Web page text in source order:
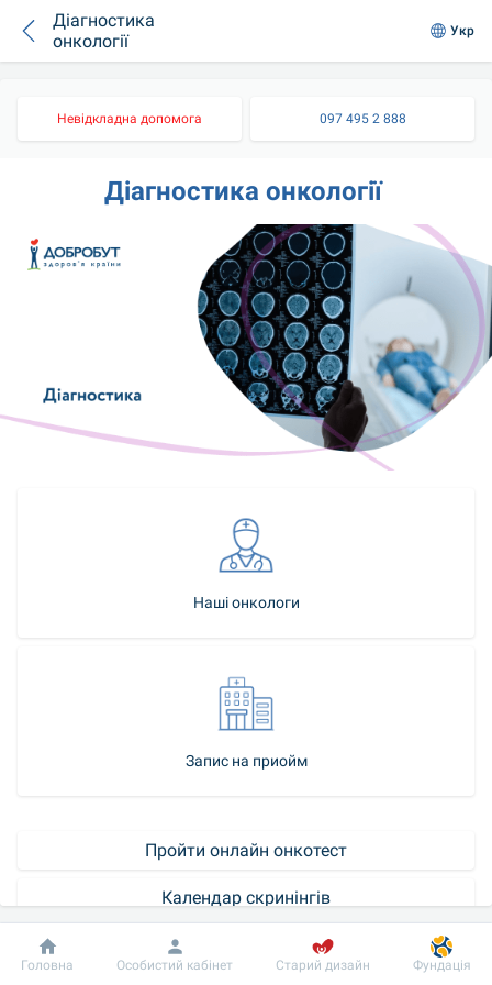
Діагностика
онкології
Укр
Невідкладна допомога 097 495 2 888
Діагностика онкології
Наші онкологи
Запис на приойм
Пройти онлайн онкотест
Календар скринінгів
Як стати нашим пацієнтом
Добробут
Інформація Пацієнту
Головна Особистий кабінет Старий дизайн Фундація